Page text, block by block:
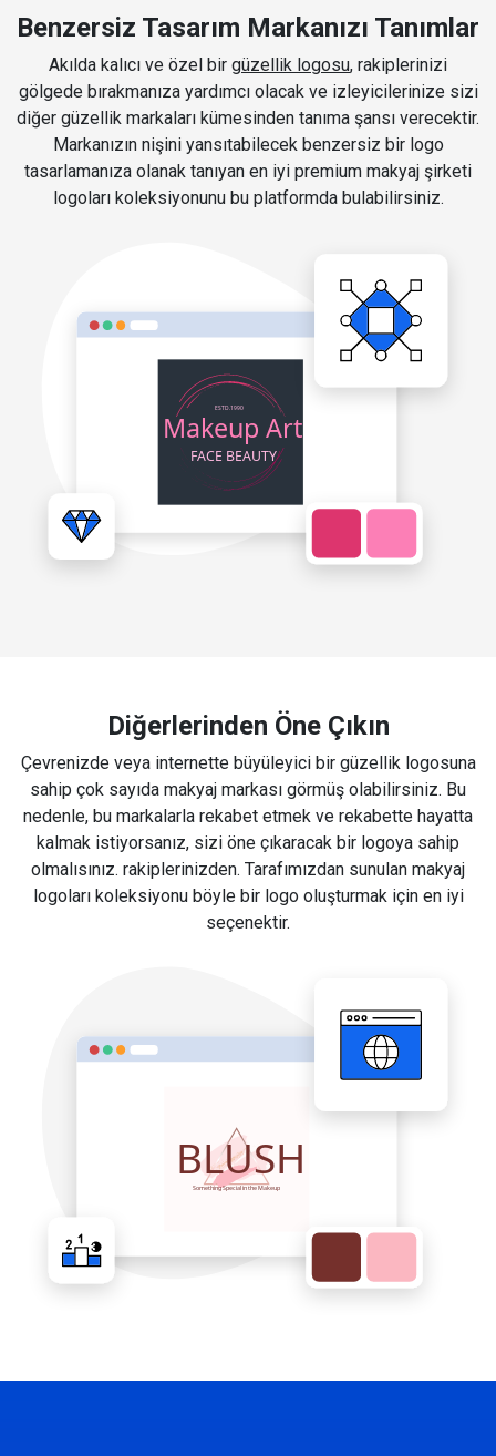
Benzersiz Tasarım Markanızı Tanımlar
Akılda kalıcı ve özel bir güzellik logosu, rakiplerinizi
gölgede bırakmanıza yardımcı olacak ve izleyicilerinize sizi
diğer güzellik markaları kümesinden tanıma şansı verecektir.
Markanızın nişini yansıtabilecek benzersiz bir logo
tasarlamanıza olanak tanıyan en iyi premium makyaj şirketi
logoları koleksiyonunu bu platformda bulabilirsiniz.
Diğerlerinden Öne Çıkın
Çevrenizde veya internette büyüleyici bir güzellik logosuna
sahip çok sayıda makyaj markası görmüş olabilirsiniz. Bu
nedenle, bu markalarla rekabet etmek ve rekabette hayatta
kalmak istiyorsanız, sizi öne çıkaracak bir logoya sahip
olmalısınız. rakiplerinizden. Tarafımızdan sunulan makyaj
logoları koleksiyonu böyle bir logo oluşturmak için en iyi
seçenektir.